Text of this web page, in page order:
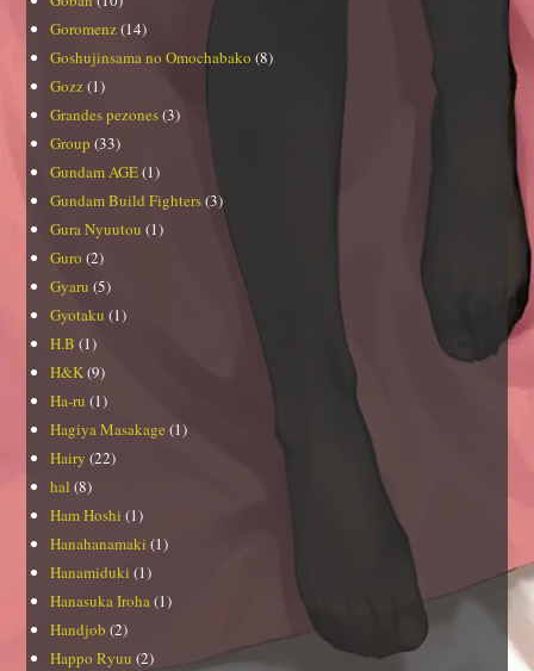
Goromenz(14)
Goshujinsama no Omochabako (8)
Gozz(1)
Grandes pezones(3)
Group (33)
Gundam AGE(1)
Gundam Build Fighters(3)
Gura Nyuutou (1)
Guro (2)
Gyaru (5)
Gyotaku (1)
H.B (1)
H&K(9)
Ha-ru (1)
Hagiya Masakage (1)
Hairy (22)
hal (8)
Ham Hoshi (1)
Hanahanamaki (1)
Hanamiduki (1)
Hanasuka Iroha(1)
Handjob (2)
Happo Ryuu (2)